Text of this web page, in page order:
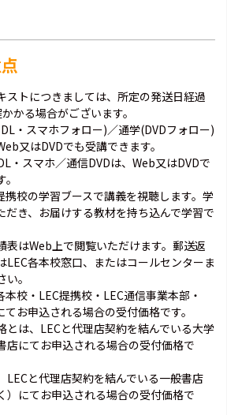
トにつきましては、所定の発送日経過
かる場合がございます。
・スマホフォロー)／通学(DVDフォロー)
又はDVDでも受講できます。
・スマホ／通信DVDは、Web又はDVDで
校の学習ブースで講義を視聴します。学
だき、お届けする教材を持ち込んで学習で
はWeb上で閲覧いただけます。郵送返
LEC各本校窓口、またはコールセンターま
。
校・LEC提携校・LEC通信事業本部・
お申込される場合の受付価格です。
は、LECと代理店契約を結んでいる大学
店にてお申込される場合の受付価格で
と代理店契約を結んでいる一般書店
）にてお申込される場合の受付価格で